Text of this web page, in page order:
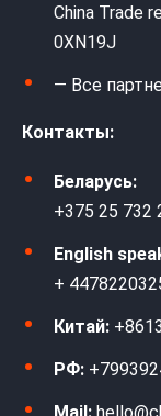
China Trade
0XN19J
— Все
Контакты:
Беларусь:
+375 25 732
English
+
Китай:
РФ: